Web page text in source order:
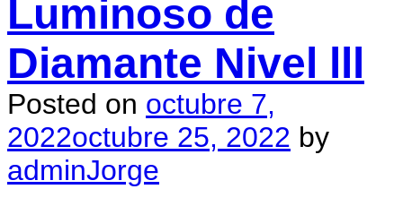
Luminoso de
Diamante Nivel lll
Posted on octubre 7,
2022octubre 25, 2022 by
adminJorge